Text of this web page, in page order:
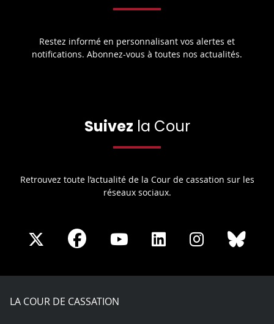
Restez informé en personnalisant vos alertes et
notifications. Abonnez-vous à toutes nos actualités.
Suivez la Cour
Retrouvez toute l’actualité de la Cour de cassation sur les
réseaux sociaux.
Share
X
Share
Facebook
Share
Youtube
Share
LinkedIn
Share
Instagram
LA COUR DE CASSATION